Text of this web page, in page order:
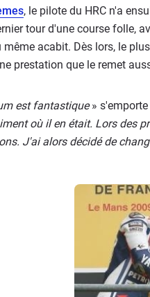
, le pilote du HRC n'a
tour d'une course folle,
même acabit. Dès lors, le
prestation que le remet
est fantastique» s'emporte
où il en était. Lors des
J'ai alors décidé de